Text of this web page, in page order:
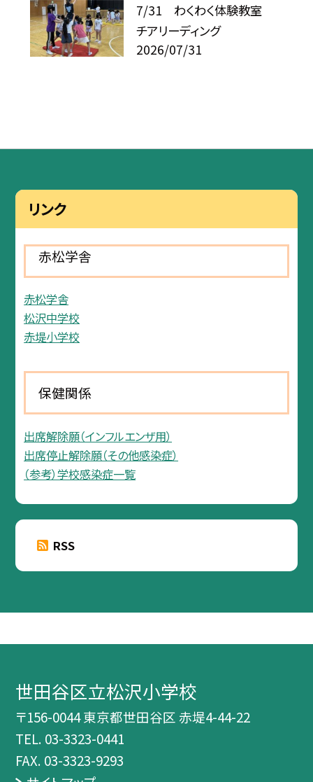
7/31 わくわく体験教室
チアリーディング
2026/07/31
リンク
赤松学舎
赤松学舎
松沢中学校
赤堤小学校
保健関係
出席解除願（インフルエンザ用）
出席停止解除願（その他感染症）
（参考）学校感染症一覧
RSS
世田谷区立松沢小学校
〒156-0044 東京都世田谷区 赤堤4-44-22
TEL. 03-3323-0441
FAX. 03-3323-9293